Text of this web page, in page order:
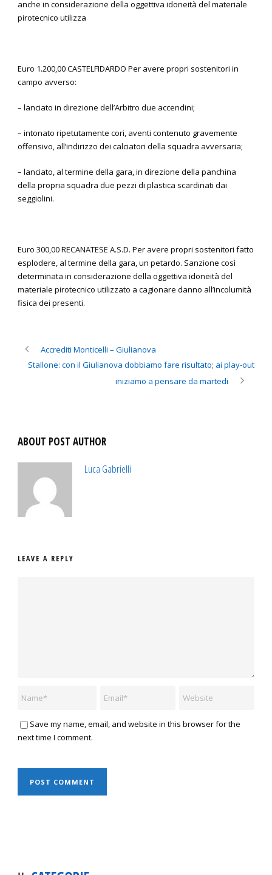
anche in considerazione della oggettiva idoneità del materiale
pirotecnico utilizza
Euro 1.200,00 CASTELFIDARDO Per avere propri sostenitori in
campo avverso:
– lanciato in direzione dell’Arbitro due accendini;
– intonato ripetutamente cori, aventi contenuto gravemente
offensivo, all’indirizzo dei calciatori della squadra avversaria;
– lanciato, al termine della gara, in direzione della panchina
della propria squadra due pezzi di plastica scardinati dai
seggiolini.
Euro 300,00 RECANATESE A.S.D. Per avere propri sostenitori fatto
esplodere, al termine della gara, un petardo. Sanzione così
determinata in considerazione della oggettiva idoneità del
materiale pirotecnico utilizzato a cagionare danno all’incolumità
fisica dei presenti.
Accrediti Monticelli – Giulianova
Stallone: con il Giulianova dobbiamo fare risultato; ai play-out
iniziamo a pensare da martedi
ABOUT POST AUTHOR
Luca Gabrielli
LEAVE A REPLY
Save my name, email, and website in this browser for the
next time I comment.